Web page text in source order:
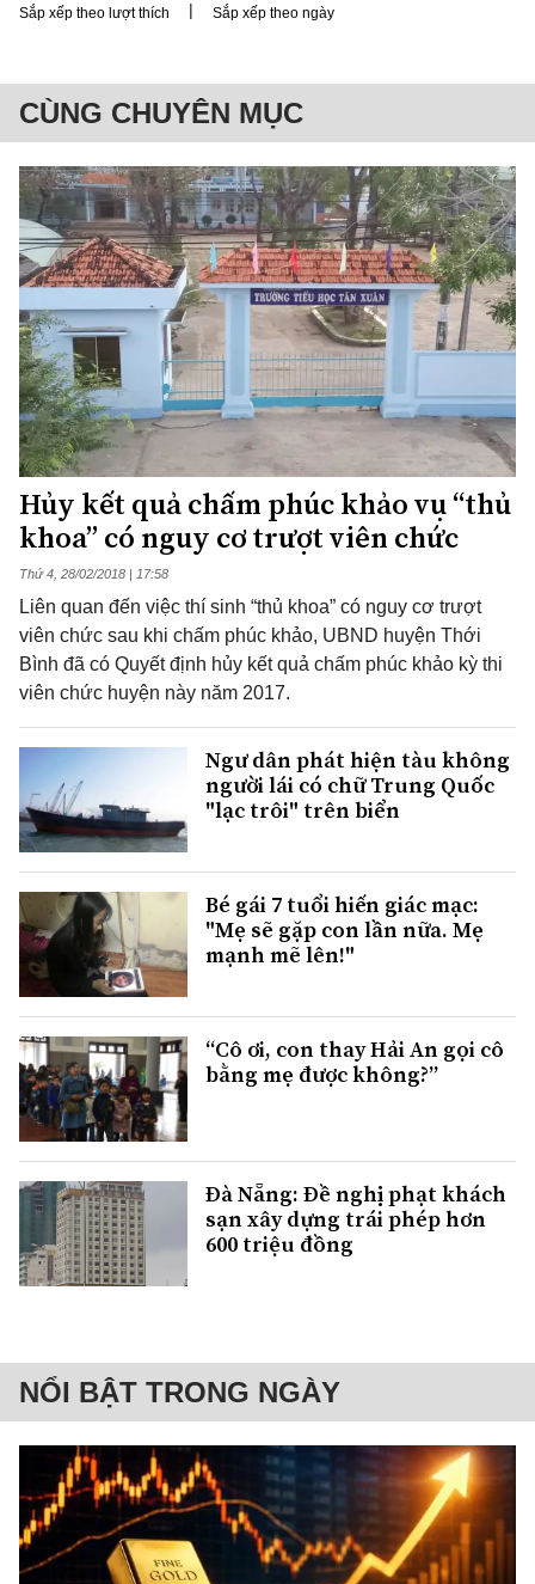
Sắp xếp theo lượt thích | Sắp xếp theo ngày
CÙNG CHUYÊN MỤC
Hủy kết quả chấm phúc khảo vụ “thủ
khoa” có nguy cơ trượt viên chức
Thứ 4, 28/02/2018 | 17:58
Liên quan đến việc thí sinh “thủ khoa” có nguy cơ trượt
viên chức sau khi chấm phúc khảo, UBND huyện Thới
Bình đã có Quyết định hủy kết quả chấm phúc khảo kỳ thi
viên chức huyện này năm 2017.
Ngư dân phát hiện tàu không
người lái có chữ Trung Quốc
"lạc trôi" trên biển
Bé gái 7 tuổi hiến giác mạc:
"Mẹ sẽ gặp con lần nữa. Mẹ
mạnh mẽ lên!"
“Cô ơi, con thay Hải An gọi cô
bằng mẹ được không?”
Đà Nẵng: Đề nghị phạt khách
sạn xây dựng trái phép hơn
600 triệu đồng
NỔI BẬT TRONG NGÀY